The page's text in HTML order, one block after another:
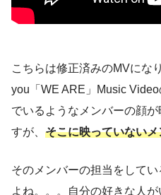
こちらは修正済みのMVにな
you「WE ARE」Music
でいるようなメンバーの顔
すが、 そこに映っていない
そのメンバーの担当をして
よね。。。自分の好きな人